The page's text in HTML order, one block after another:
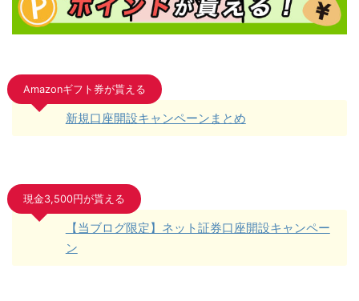
Amazonギフト券が貰える
新規口座開設キャンペーンまとめ
現金3,500円が貰える
【当ブログ限定】ネット証券口座開設キャンペー
ン